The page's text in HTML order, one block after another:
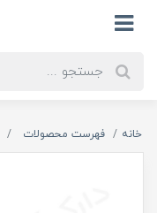
خانه فهرست محصولات